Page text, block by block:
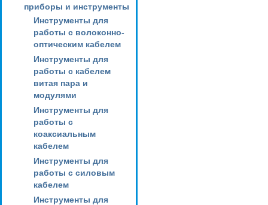
приборы и инструменты
Инструменты для
работы с волоконно-
оптическим кабелем
Инструменты для
работы с кабелем
витая пара и
модулями
Инструменты для
работы с
коаксиальным
кабелем
Инструменты для
работы с силовым
кабелем
Инструменты для